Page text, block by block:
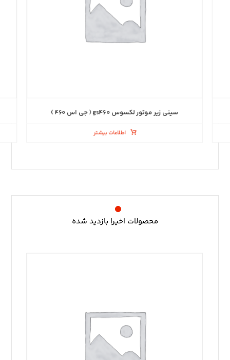
سینی زیر موتور لکسوس gs۴۶۰ ( جی اس ۴۶۰ )
اطلاعات بیشتر
محصولات اخیرا بازدید شده